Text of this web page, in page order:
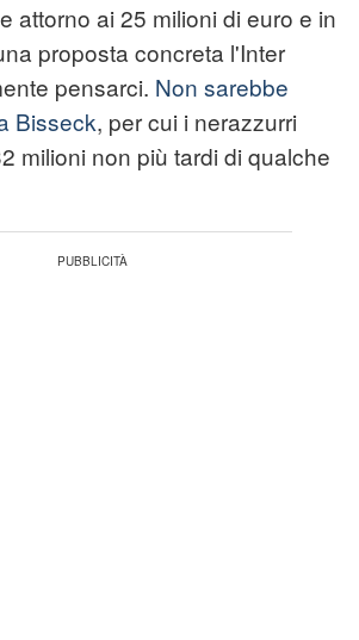
attorno ai 25 milioni di euro e in
proposta concreta l'Inter
pensarci. Non sarebbe
Bisseck, per cui i nerazzurri
milioni non più tardi di qualche